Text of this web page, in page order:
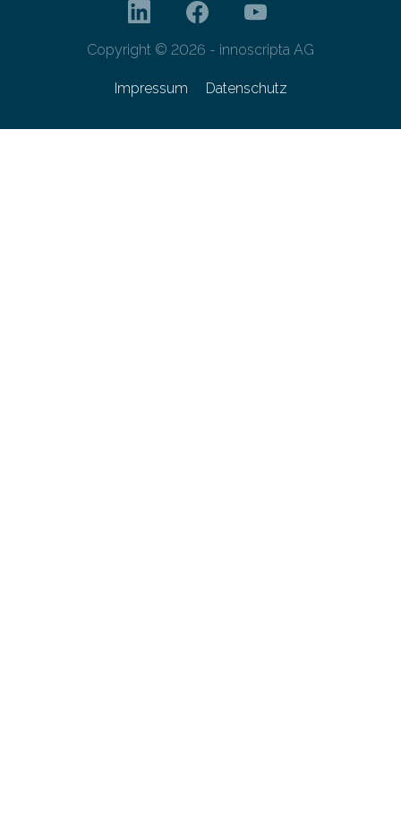
Copyright © 2026 - innoscripta AG
Impressum Datenschutz